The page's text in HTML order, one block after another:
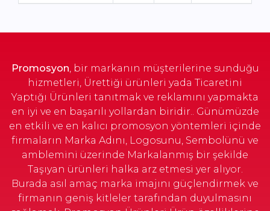
Promosyon, bir markanın müşterilerine sunduğu
hizmetleri, Ürettiği ürünleri yada Ticaretini
Yaptığı Ürünleri tanıtmak ve reklamını yapmakta
en iyi ve en başarılı yollardan biridir.. Günümüzde
en etkili ve en kalıcı promosyon yöntemleri içinde
firmaların Marka Adını, Logosunu, Sembolünü ve
amblemini üzerinde Markalanmış bir şekilde
Taşıyan ürünleri halka arz etmesi yer alıyor.
Burada asıl amaç marka imajını güçlendirmek ve
firmanın geniş kitleler tarafından duyulmasını